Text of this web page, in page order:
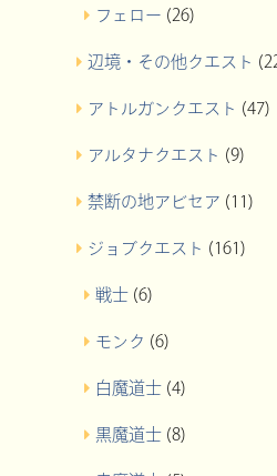
フェロー (26)
辺境・その他クエスト
アトルガンクエスト (47)
アルタナクエスト (9)
禁断の地アビセア (11)
ジョブクエスト (161)
戦士 (6)
モンク (6)
白魔道士 (4)
黒魔道士 (8)